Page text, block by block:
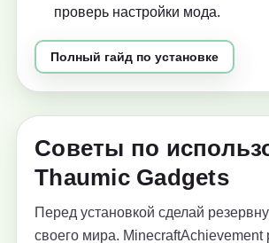
проверь настройки мода.
Полный гайд по установке
Советы по
Thaumic Gadgets
Перед установкой сделай
своего мира. MinecraftAchievement